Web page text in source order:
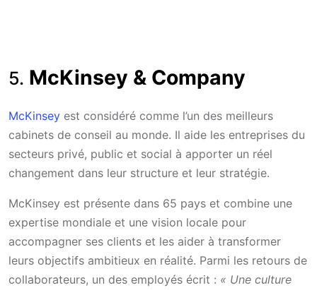
5. McKinsey & Company
McKinsey est considéré comme l’un des meilleurs
cabinets de conseil au monde. Il aide les entreprises du
secteurs privé, public et social à apporter un réel
changement dans leur structure et leur stratégie.
McKinsey est présente dans 65 pays et combine une
expertise mondiale et une vision locale pour
accompagner ses clients et les aider à transformer
leurs objectifs ambitieux en réalité. Parmi les retours de
collaborateurs, un des employés écrit : « Une culture